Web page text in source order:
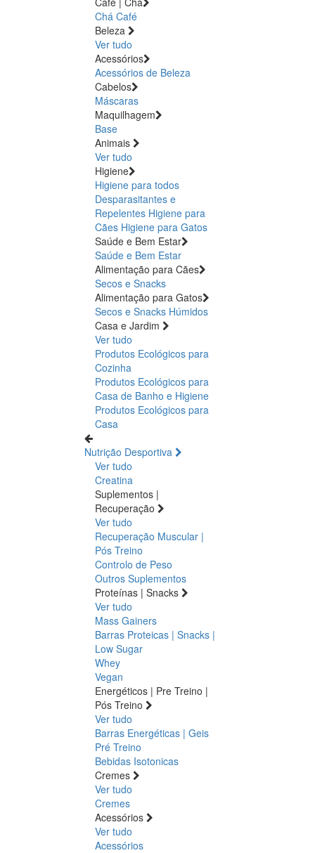
Chá Café
Beleza
Ver tudo
Acessórios
Acessórios de Beleza
Cabelos
Máscaras
Maquilhagem
Base
Animais
Ver tudo
Higiene
Higiene para todos
Desparasitantes e
Repelentes Higiene para
Cães Higiene para Gatos
Saúde e Bem Estar
Saúde e Bem Estar
Alimentação para Cães
Secos e Snacks
Alimentação para Gatos
Secos e Snacks Húmidos
Casa e Jardim
Ver tudo
Produtos Ecológicos para
Cozinha
Produtos Ecológicos para
Casa de Banho e Higiene
Produtos Ecológicos para
Casa
Nutrição Desportiva
Ver tudo
Creatina
Suplementos |
Recuperação
Ver tudo
Recuperação Muscular |
Pós Treino
Controlo de Peso
Outros Suplementos
Proteínas | Snacks
Ver tudo
Mass Gainers
Barras Proteicas | Snacks |
Low Sugar
Whey
Vegan
Energéticos | Pre Treino |
Pós Treino
Ver tudo
Barras Energéticas | Geis
Pré Treino
Bebidas Isotonicas
Cremes
Ver tudo
Cremes
Acessórios
Ver tudo
Acessórios